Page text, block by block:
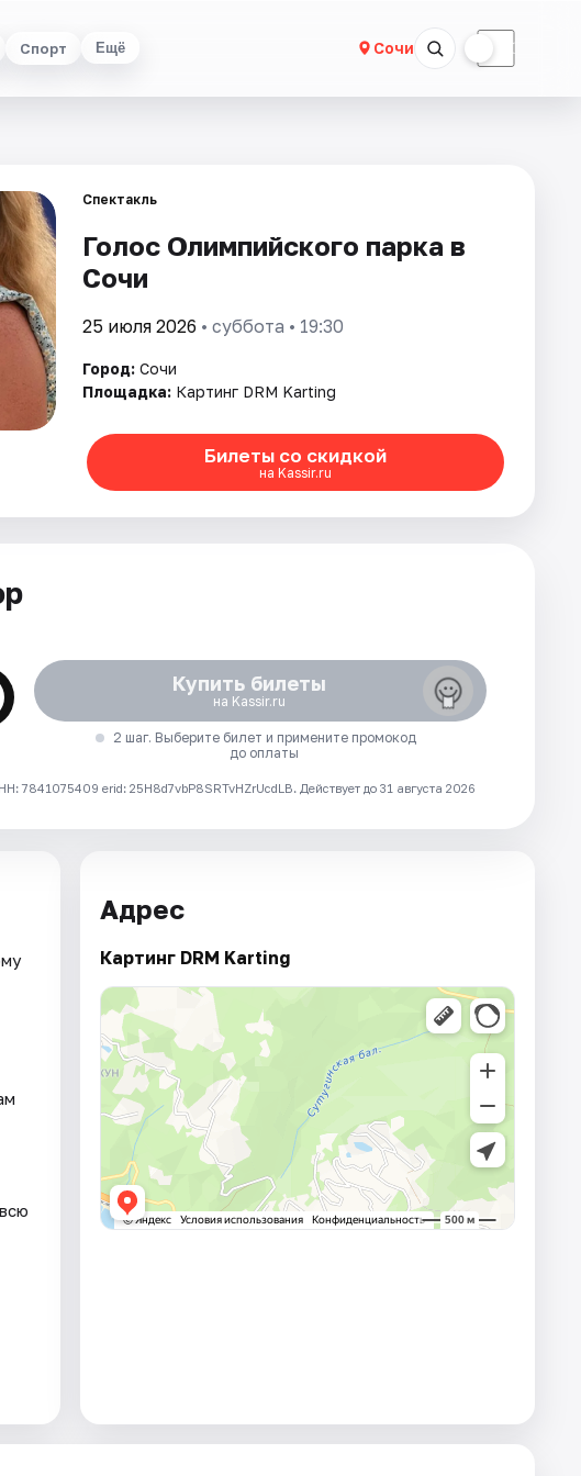
Спорт Ещё Сочи ☾
Спектакль
Голос Олимпийского парка в
Сочи
25 июля 2026 • суббота • 19:30
Город: Сочи
Площадка: Картинг DRM Karting
Билеты со скидкой
на Kassir.ru
Купить билеты
на Kassir.ru
2 шаг. Выберите билет и примените промокод
до оплаты
erid: 25H8d7vbP8SRTvHZrUcdLB. Действует до 31 августа 2026
Адрес
Картинг DRM Karting